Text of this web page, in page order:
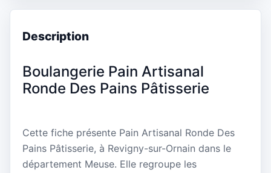
Description
Boulangerie Pain Artisanal
Ronde Des Pains Pâtisserie
Cette fiche présente Pain Artisanal Ronde Des
Pains Pâtisserie, à Revigny-sur-Ornain dans le
département Meuse. Elle regroupe les